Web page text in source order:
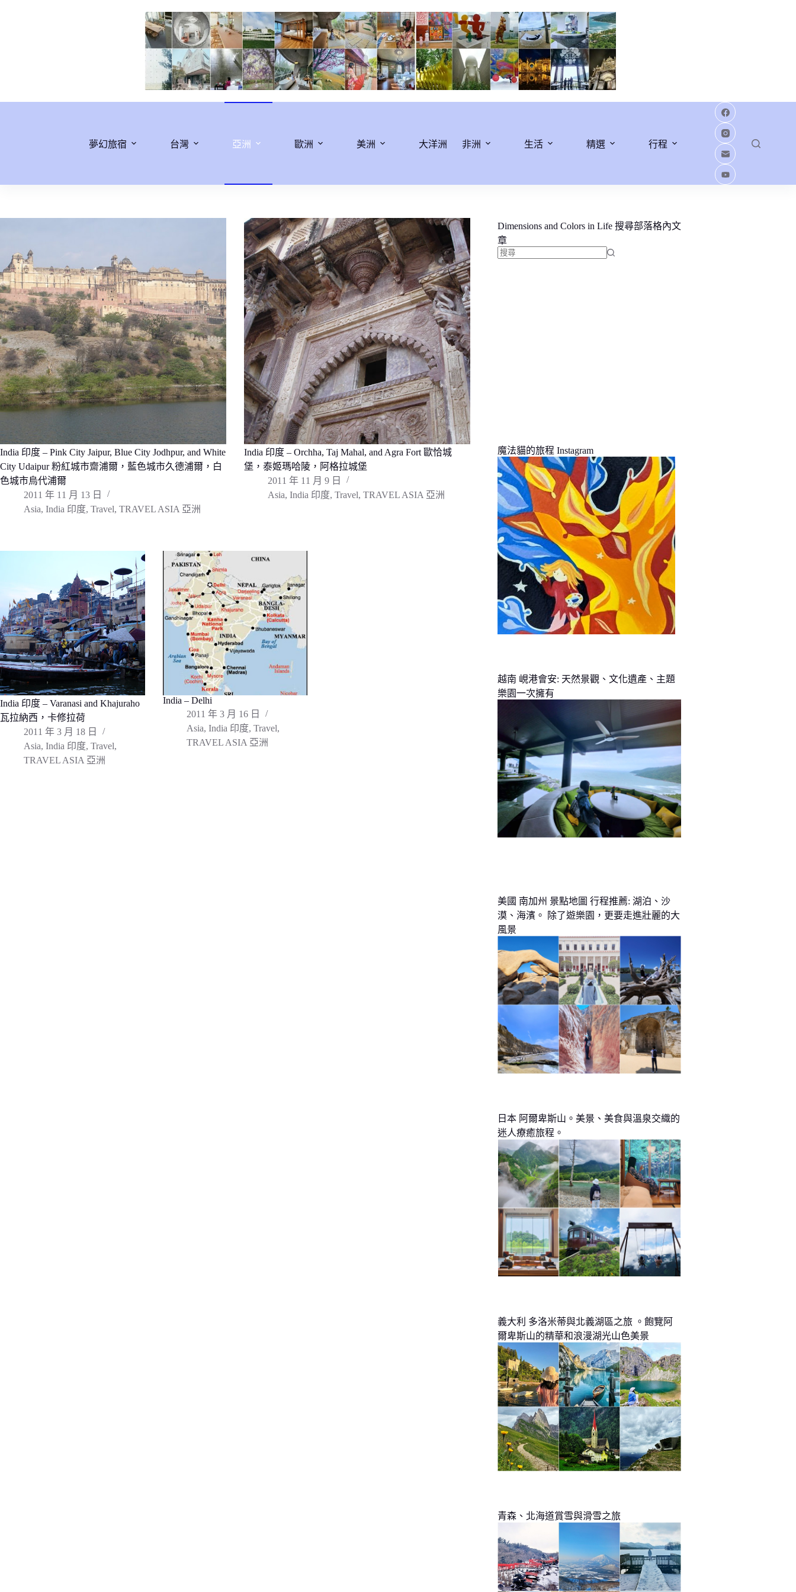
夢幻旅宿 台灣 亞洲 歐洲 美洲 大洋洲 非洲 生活 精選 行程
India 印度 – Pink City Jaipur, Blue City Jodhpur, and White
City Udaipur 粉紅城市齋浦爾，藍色城市久德浦爾，白
色城市烏代浦爾
2011 年 11 月 13 日
Asia, India 印度, Travel, TRAVEL ASIA 亞洲
India 印度 – Orchha, Taj Mahal, and Agra Fort 歐恰城
堡，泰姬瑪哈陵，阿格拉城堡
2011 年 11 月 9 日
Asia, India 印度, Travel, TRAVEL ASIA 亞洲
India 印度 – Varanasi and Khajuraho
瓦拉納西，卡修拉荷
2011 年 3 月 18 日
Asia, India 印度, Travel,
TRAVEL ASIA 亞洲
India – Delhi
2011 年 3 月 16 日
Asia, India 印度, Travel,
TRAVEL ASIA 亞洲
Dimensions and Colors in Life 搜尋部落格內文
章
魔法貓的旅程 Instagram
越南 峴港會安: 天然景觀、文化遺產、主題
樂園一次擁有
美國 南加州 景點地圖 行程推薦: 湖泊、沙
漠、海濱。 除了遊樂園，更要走進壯麗的大
風景
日本 阿爾卑斯山。美景、美食與溫泉交織的
迷人療癒旅程。
義大利 多洛米蒂與北義湖區之旅 。飽覽阿
爾卑斯山的精華和浪漫湖光山色美景
青森、北海道賞雪與滑雪之旅